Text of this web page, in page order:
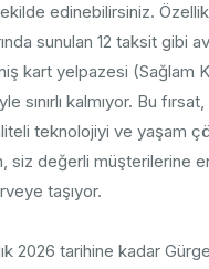
edinebilirsiniz.
sunulan 12 taksit gibi
kart yelpazesi (Sağlam
sınırlı kalmıyor. Bu
teknolojiyi ve yaşam
siz değerli müşterilerine
taşıyor.
2026 tarihine kadar